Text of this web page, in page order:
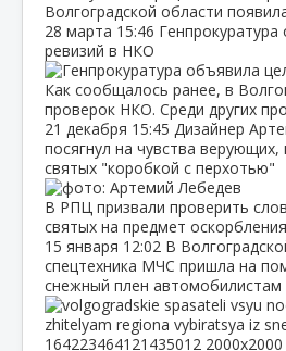
Волгоградской области
28 марта 15:46
ревизий в НКО
Как сообщалось ранее, в
проверок НКО. Среди других
21 декабря 15:45 Дизайнер
посягнул на чувства
святых "коробкой с перхотью"
В РПЦ призвали проверить
святых на предмет
15 января 12:02 В
спецтехника МЧС пришла на
снежный плен автомобилистам